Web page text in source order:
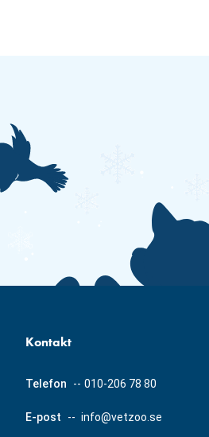
Kontakt
Telefon -- 010-206 78 80
E-post -- info@vetzoo.se